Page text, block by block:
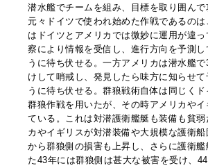
潜水艦でチームを組み、目標を取り囲ん
元々ドイツで使われ始めた作戦であるの
はドイツとアメリカでは微妙に運用が違
察により情報を受信し、進行方向を予測
うに待ち伏せる。一方アメリカは潜水艦
けして哨戒し、発見したら味方に知らせ
うに待ち伏せる。群狼戦術自体は同じく
群狼作戦を用いたが、その時アメリカや
ている。これは対潜護衛艦艇も装備も貧
カやイギリスが対潜装備や大規模な護衛
から群狼側の損害も上昇し、さらに護衛
た43年には群狼側は甚大な被害を受け、